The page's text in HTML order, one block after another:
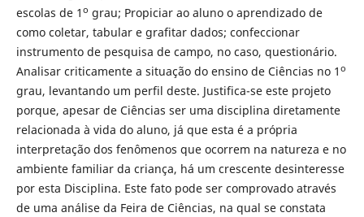
escolas de 1 o grau; Propiciar ao aluno o aprendizado de
como coletar, tabular e grafitar dados; confeccionar
instrumento de pesquisa de campo, no caso, questionário.
Analisar criticamente a situação do ensino de Ciências no 1 o
grau, levantando um perfil deste. Justifica-se este projeto
porque, apesar de Ciências ser uma disciplina diretamente
relacionada à vida do aluno, já que esta é a própria
interpretação dos fenômenos que ocorrem na natureza e no
ambiente familiar da criança, há um crescente desinteresse
por esta Disciplina. Este fato pode ser comprovado através
de uma análise da Feira de Ciências, na qual se constata